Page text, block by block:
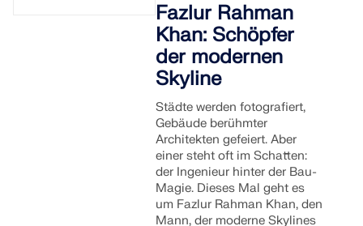
Fazlur Rahman
Khan: Schöpfer
der modernen
Skyline
Städte werden fotografiert,
Gebäude berühmter
Architekten gefeiert. Aber
einer steht oft im Schatten:
der Ingenieur hinter der Bau-
Magie. Dieses Mal geht es
um Fazlur Rahman Khan, den
Mann, der moderne Skylines